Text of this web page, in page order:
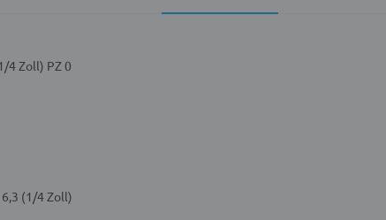
4 Zoll) PZ 0
(1/4 Zoll)